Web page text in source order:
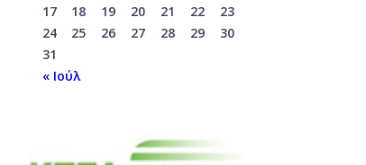
17
18 19 20 21 22
23
24
25 26 27 28 29
30
31
« Ιούλ